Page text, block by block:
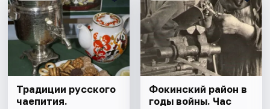
Традиции русского
чаепития.
Фокинский район в
годы войны. Час